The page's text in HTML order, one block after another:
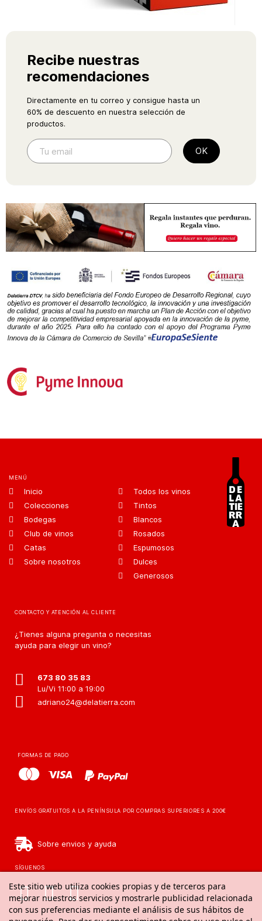
Recibe nuestras
recomendaciones
Directamente en tu correo y consigue hasta un
60% de descuento en nuestra selección de
productos.
Este sitio web utiliza cookies propias y de terceros para
mejorar nuestros servicios y mostrarle publicidad relacionada
con sus preferencias mediante el análisis de sus hábitos de
MENÚ
Inicio
Colecciones
Bodegas
Club de vinos
Catas
Sobre nosotros
Todos los vinos
Tintos
Blancos
Rosados
Espumosos
Dulces
Generosos
CONTACTO Y ATENCIÓN AL CLIENTE
¿Tienes alguna pregunta o necesitas
ayuda para elegir un vino?
673 80 35 83
Lu/Vi 11:00 a 19:00
adriano24@delatierra.com
FORMAS DE PAGO
ENVÍOS GRATUITOS A LA PENÍNSULA POR COMPRAS SUPERIORES A 200€
Sobre envios y ayuda
SÍGUENOS